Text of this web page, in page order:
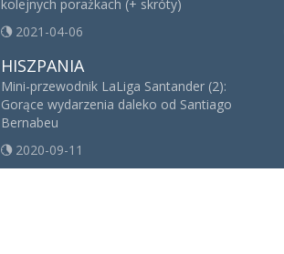
kolejnych porażkach (+ skróty)
2021-04-06
HISZPANIA
Mini-przewodnik LaLiga Santander (2):
Gorące wydarzenia daleko od Santiago
Bernabeu
2020-09-11